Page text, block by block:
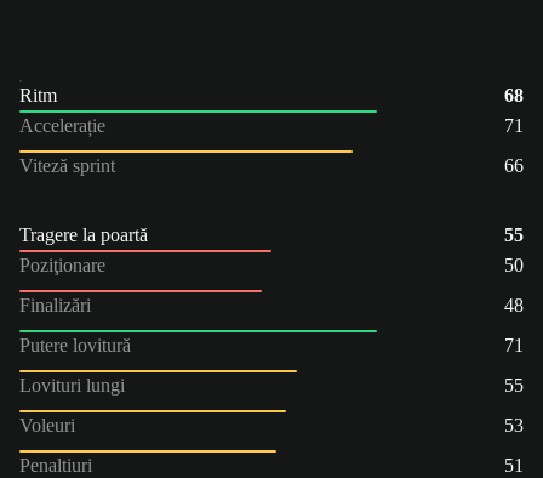
Ritm
68
Accelerație
71
Viteză sprint
66
Tragere la poartă
55
Poziţionare
50
Finalizări
48
Putere lovitură
71
Lovituri lungi
55
Voleuri
53
Penaltiuri
51